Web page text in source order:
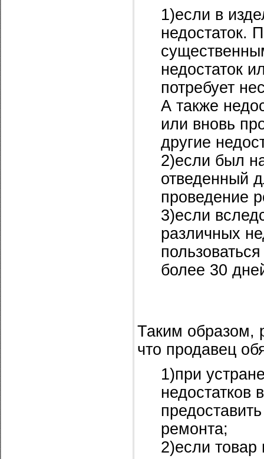
1)если в
недостаток.
недостаток
потребует
А также
или вновь
другие
2)если был
отведенный
проведение
3)если
различных
более 30
Таким образом,
что продавец
1)при
недостатков
ремонта;
2)если товар